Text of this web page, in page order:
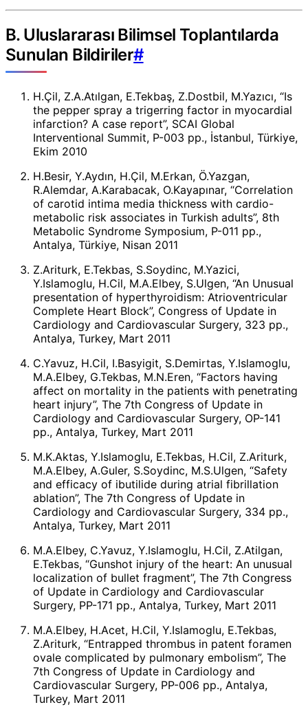
B. Uluslararası Bilimsel Toplantılarda
Sunulan Bildiriler#
H.Çil, Z.A.Atılgan, E.Tekbaş, Z.Dostbil, M.Yazıcı, “Is
the pepper spray a trigerring factor in myocardial
infarction? A case report”, SCAI Global
Interventional Summit, P-003 pp., İstanbul, Türkiye,
Ekim 2010
H.Besir, Y.Aydın, H.Çil, M.Erkan, Ö.Yazgan,
R.Alemdar, A.Karabacak, O.Kayapınar, “Correlation
of carotid intima media thickness with cardio-
metabolic risk associates in Turkish adults”, 8th
Metabolic Syndrome Symposium, P-011 pp.,
Antalya, Türkiye, Nisan 2011
Z.Ariturk, E.Tekbas, S.Soydinc, M.Yazici,
Y.Islamoglu, H.Cil, M.A.Elbey, S.Ulgen, “An Unusual
presentation of hyperthyroidism: Atrioventricular
Complete Heart Block”, Congress of Update in
Cardiology and Cardiovascular Surgery, 323 pp.,
Antalya, Turkey, Mart 2011
C.Yavuz, H.Cil, I.Basyigit, S.Demirtas, Y.Islamoglu,
M.A.Elbey, G.Tekbas, M.N.Eren, “Factors having
affect on mortality in the patients with penetrating
heart injury”, The 7th Congress of Update in
Cardiology and Cardiovascular Surgery, OP-141
pp., Antalya, Turkey, Mart 2011
M.K.Aktas, Y.Islamoglu, E.Tekbas, H.Cil, Z.Ariturk,
M.A.Elbey, A.Guler, S.Soydinc, M.S.Ulgen, “Safety
and efficacy of ibutilide during atrial fibrillation
ablation”, The 7th Congress of Update in
Cardiology and Cardiovascular Surgery, 334 pp.,
Antalya, Turkey, Mart 2011
M.A.Elbey, C.Yavuz, Y.Islamoglu, H.Cil, Z.Atilgan,
E.Tekbas, “Gunshot injury of the heart: An unusual
localization of bullet fragment”, The 7th Congress
of Update in Cardiology and Cardiovascular
Surgery, PP-171 pp., Antalya, Turkey, Mart 2011
M.A.Elbey, H.Acet, H.Cil, Y.Islamoglu, E.Tekbas,
Z.Ariturk, “Entrapped thrombus in patent foramen
ovale complicated by pulmonary embolism”, The
7th Congress of Update in Cardiology and
Cardiovascular Surgery, PP-006 pp., Antalya,
Turkey, Mart 2011